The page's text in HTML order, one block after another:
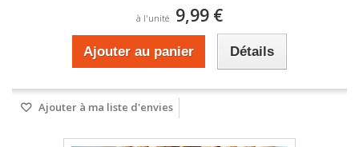
à l'unité 9,99 €
Ajouter au panier Détails
Ajouter à ma liste d'envies